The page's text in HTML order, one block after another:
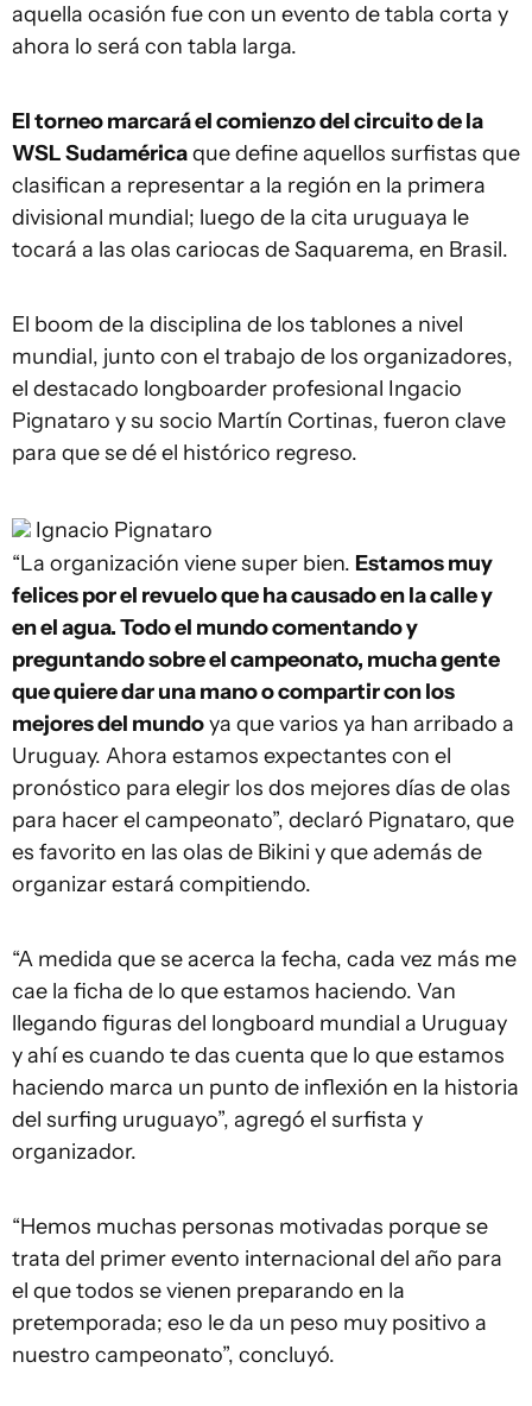
aquella ocasión fue con un evento de tabla corta y
ahora lo será con tabla larga.
El torneo marcará el comienzo del circuito de la
WSL Sudaméricaque define aquellos surfistas que
clasifican a representar a la región en la primera
divisional mundial; luego de la cita uruguaya le
tocará a las olas cariocas de Saquarema, en Brasil.
El boom de la disciplina de los tablones a nivel
mundial, junto con el trabajo de los organizadores,
el destacado longboarder profesional Ingacio
Pignataro y su socio Martín Cortinas, fueron clave
para que se dé el histórico regreso.
Ignacio Pignataro
“La organización viene super bien. Estamos muy
felices por el revuelo que ha causado en la calle y
en el agua. Todo el mundo comentando y
preguntando sobre el campeonato, mucha gente
que quiere dar una mano o compartir con los
mejores del mundoya que varios ya han arribado a
Uruguay. Ahora estamos expectantes con el
pronóstico para elegir los dos mejores días de olas
para hacer el campeonato”, declaró Pignataro, que
es favorito en las olas de Bikini y que además de
organizar estará compitiendo.
“A medida que se acerca la fecha, cada vez más me
cae la ficha de lo que estamos haciendo. Van
llegando figuras del longboard mundial a Uruguay
y ahí es cuando te das cuenta que lo que estamos
haciendo marca un punto de inflexión en la historia
del surfing uruguayo”, agregó el surfista y
organizador.
“Hemos muchas personas motivadas porque se
trata del primer evento internacional del año para
el que todos se vienen preparando en la
pretemporada; eso le da un peso muy positivo a
nuestro campeonato”, concluyó.